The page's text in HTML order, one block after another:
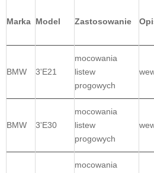
Marka Model Zastosowanie
BMW 3'E21
mocowania
listew
progowych
BMW 3'E30
mocowania
listew
progowych
mocowania